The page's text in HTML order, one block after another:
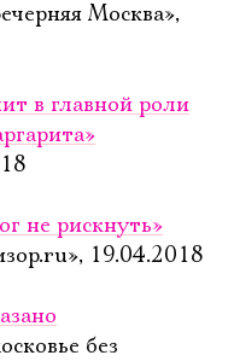
Москва»,
в главной роли
не рискнуть»
19.04.2018
без